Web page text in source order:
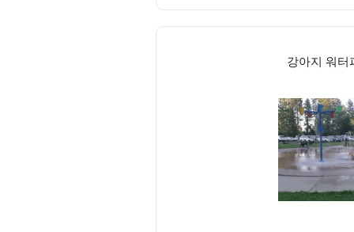
강아지 워터